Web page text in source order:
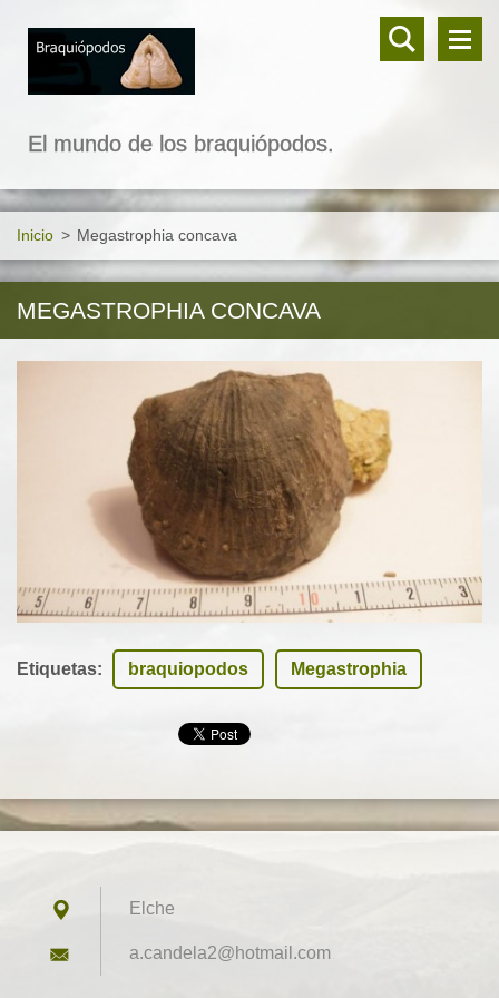
El mundo de los braquiópodos.
Inicio > Megastrophia concava
MEGASTROPHIA CONCAVA
Etiquetas: braquiopodos Megastrophia
Elche
a.candel a2@hotmail.com